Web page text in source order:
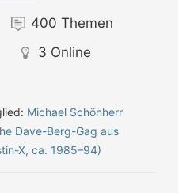
400 Themen
3 Online
Michael Schönherr
Dave-Berg-Gag aus
X, ca. 1985–94)